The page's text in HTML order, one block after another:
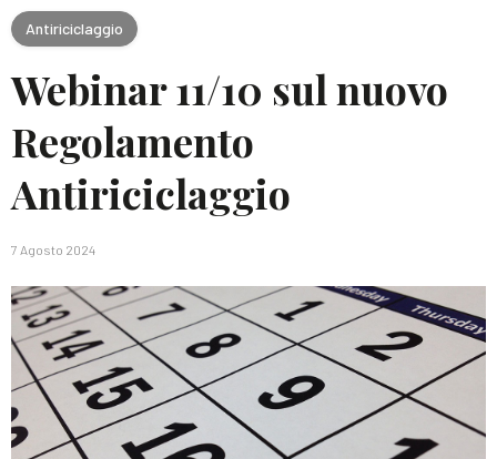
Antiriciclaggio
Webinar 11/10 sul nuovo
Regolamento
Antiriciclaggio
7 Agosto 2024